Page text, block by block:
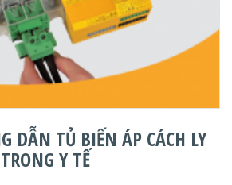
DẪN TỦ BIẾN ÁP CÁCH LY
Y TẾ